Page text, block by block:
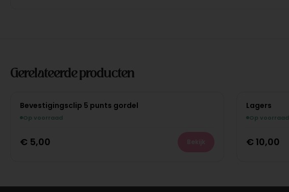
Gerelateerde producten
Bevestigingsclip 5 punts gordel
Op voorraad
€ 5,00
Lagers
Op voorraad
€ 10,00